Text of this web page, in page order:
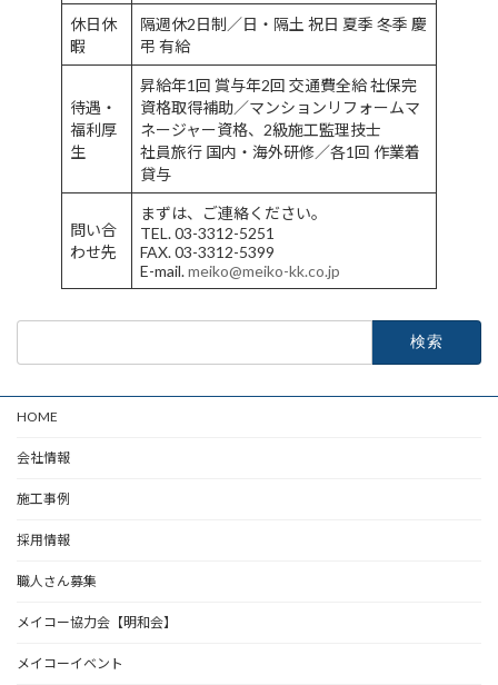
休日休
暇
隔週休2日制／日・隔土 祝日 夏季 冬季 慶
弔 有給
待遇・
福利厚
生
昇給年1回 賞与年2回 交通費全給 社保完
資格取得補助／マンションリフォームマ
ネージャー資格、2級施工監理技士
社員旅行 国内・海外研修／各1回 作業着
貸与
問い合
わせ先
まずは、ご連絡ください。
TEL. 03-3312-5251
FAX. 03-3312-5399
E-mail.meiko@meiko-kk.co.jp
HOME
会社情報
施工事例
採用情報
職人さん募集
メイコー協力会【明和会】
メイコーイベント